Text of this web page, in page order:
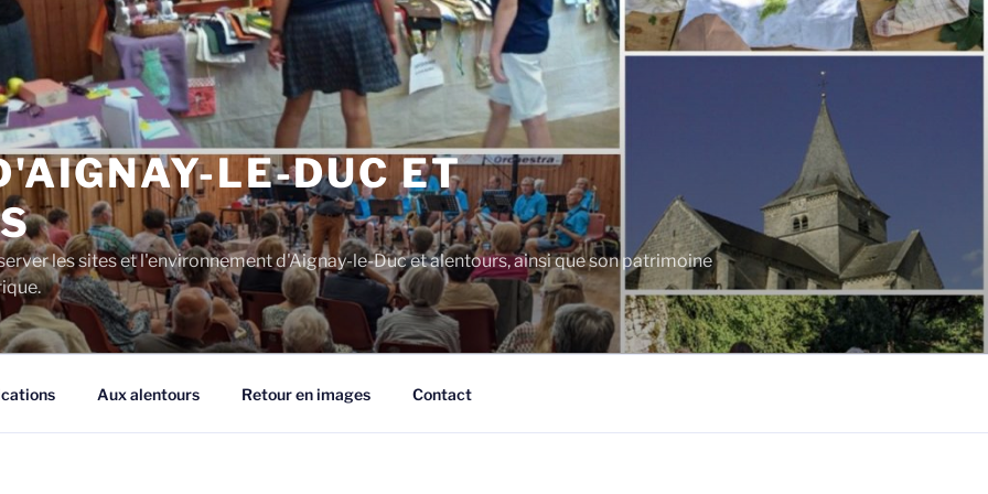
LE-DUC ET
les sites et l'environnement d'Aignay-le-Duc et alentours, ainsi que son patrimoine
Aux alentours Retour en images Contact